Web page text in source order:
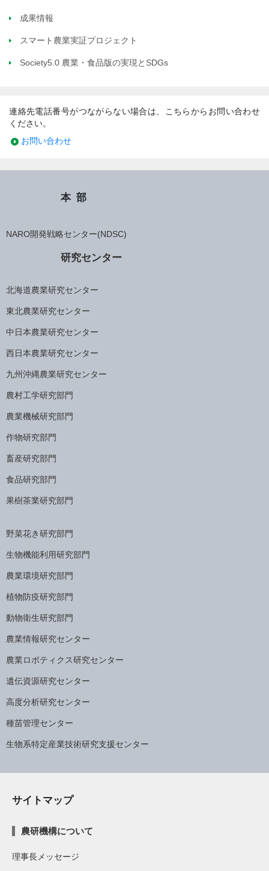
成果情報
スマート農業実証プロジェクト
Society5.0 農業・食品版の実現とSDGs
連絡先電話番号がつながらない場合は、こちらからお問い合わせ
ください。
お問い合わせ
本部
NARO開発戦略センター(NDSC)
研究センター
北海道農業研究センター
東北農業研究センター
中日本農業研究センター
西日本農業研究センター
九州沖縄農業研究センター
農村工学研究部門
農業機械研究部門
作物研究部門
畜産研究部門
食品研究部門
果樹茶業研究部門
野菜花き研究部門
生物機能利用研究部門
農業環境研究部門
植物防疫研究部門
動物衛生研究部門
農業情報研究センター
農業ロボティクス研究センター
遺伝資源研究センター
高度分析研究センター
種苗管理センター
生物系特定産業技術研究支援センター
サイトマップ
農研機構について
理事長メッセージ